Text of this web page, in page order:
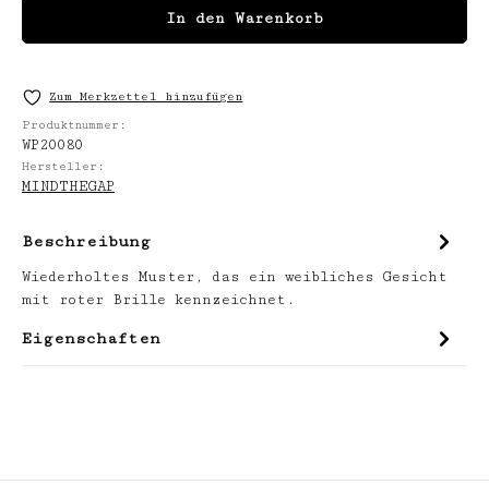
In den Warenkorb
Zum Merkzettel hinzufügen
Produktnummer:
WP20080
Hersteller:
MINDTHEGAP
Beschreibung
Wiederholtes Muster, das ein weibliches Gesicht
mit roter Brille kennzeichnet.
Eigenschaften